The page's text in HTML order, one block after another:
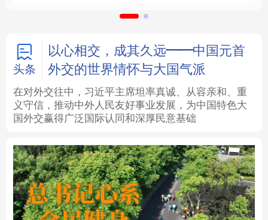
学术中国 乡村振兴 银龄 溯源中国
城市 旅游 能源
彩票 娱乐 时尚 悦读
文化产业
头条
以心相交，成其久远——中国元首
外交的世界情怀与大国气派
在对外交往中，习近平主席坦率真诚、从容亲和、重
义守信，推动中外人民友好事业发展，为中国特色大
国外交赢得广泛国际认同和深厚民意基础